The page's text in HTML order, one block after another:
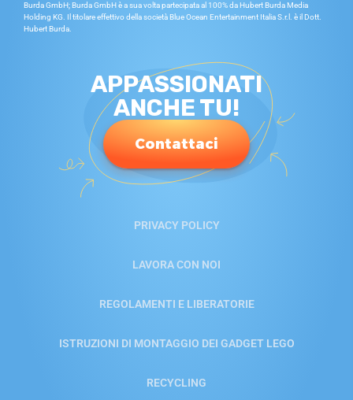
Burda GmbH; Burda GmbH è a sua volta partecipata al 100% da Hubert Burda Media
Holding KG. Il titolare effettivo della società Blue Ocean Entertainment Italia S.r.l. è il Dott.
Hubert Burda.
APPASSIONATI
ANCHE TU!
Contattaci
PRIVACY POLICY
LAVORA CON NOI
REGOLAMENTI E LIBERATORIE
ISTRUZIONI DI MONTAGGIO DEI GADGET LEGO
RECYCLING